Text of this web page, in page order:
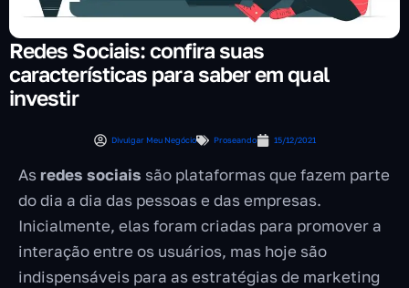
Redes Sociais: confira suas
características para saber em qual
investir
Divulgar Meu Negócio Proseando 15/12/2021
Asredes sociais são plataformas que fazem parte
do dia a dia das pessoas e das empresas.
Inicialmente, elas foram criadas para promover a
interação entre os usuários, mas hoje são
indispensáveis para as estratégias de marketing